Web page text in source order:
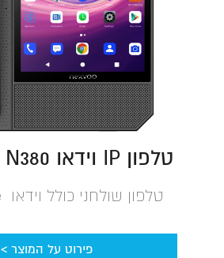
טלפון IP וידאו NexFone N380
טלפון שולחני כולל וידאו NexFone...
פירוט על המוצר >